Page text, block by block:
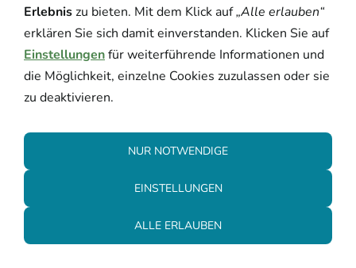
Erlebniszu bieten. Mit dem Klick auf„Alle erlauben“
erklären Sie sich damit einverstanden. Klicken Sie auf
Einstellungenfür weiterführende Informationen und
die Möglichkeit, einzelne Cookies zuzulassen oder sie
zu deaktivieren.
NUR NOTWENDIGE
EINSTELLUNGEN
ALLE ERLAUBEN